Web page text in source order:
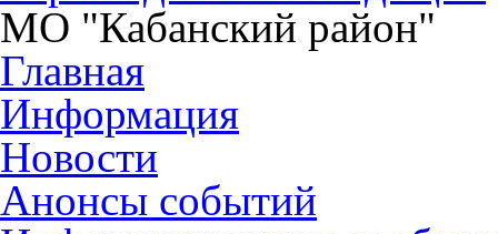
МО "Кабанский район"
Главная
Информация
Новости
Анонсы событий